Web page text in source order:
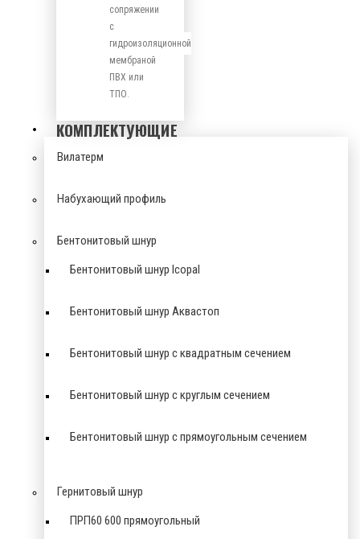
сопряжении
с
гидроизоляционной
мембраной
ПВХ или
ТПО.
КОМПЛЕКТУЮЩИЕ
Вилатерм
Набухающий профиль
Бентонитовый шнур
Бентонитовый шнур Icopal
Бентонитовый шнур Аквастоп
Бентонитовый шнур с квадратным сечением
Бентонитовый шнур с круглым сечением
Бентонитовый шнур с прямоугольным сечением
Гернитовый шнур
ПРП60 600 прямоугольный